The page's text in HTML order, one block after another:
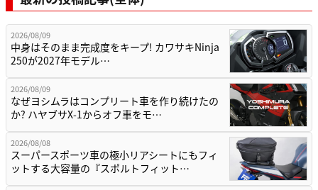
2026/08/09
中身はそのまま完成度をキープ! カワサキNinja
250が2027年モデル…
2026/08/09
なぜヨシムラはコンプリート車を作り続けたの
か? ハヤブサX-1からオフ車をモ…
2026/08/08
スーパースポーツ車の極小リアシートにもフィ
ットする大容量の『スポルトフィット…